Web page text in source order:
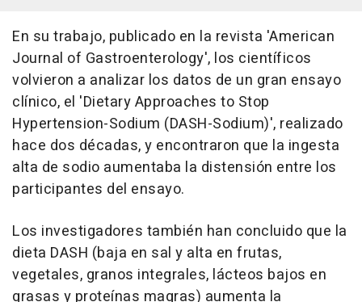
En su trabajo, publicado en la revista 'American
Journal of Gastroenterology', los científicos
volvieron a analizar los datos de un gran ensayo
clínico, el 'Dietary Approaches to Stop
Hypertension-Sodium (DASH-Sodium)', realizado
hace dos décadas, y encontraron que la ingesta
alta de sodio aumentaba la distensión entre los
participantes del ensayo.
Los investigadores también han concluido que la
dieta DASH (baja en sal y alta en frutas,
vegetales, granos integrales, lácteos bajos en
grasas y proteínas magras) aumenta la